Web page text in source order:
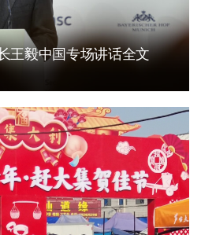
王毅中国专场讲话全文